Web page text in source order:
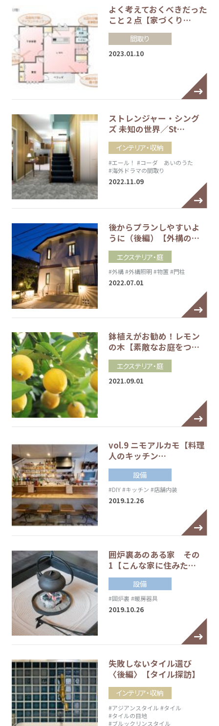
よく考えておくべきだった
こと２点【家づくり…
間取り
2023.01.10
ストレンジャー・シング
ズ 未知の世界／St…
インテリア・収納
#エール！ #コーダ あいのうた
#海外ドラマの間取り
2022.11.09
後からプランしやすいよ
うに（後編）【外構の…
エクステリア・庭
#外構#外構照明 #物置 #門柱
2022.07.01
鉢植えがお勧め！レモン
の木【素敵なお庭をつ…
エクステリア・庭
2021.09.01
vol.9 ニモアルカモ【料理
人のキッチン…
設備
#DIY#キッチン #店舗内装
2019.12.26
囲炉裏あのある家 その
1【こんな家に住みた…
設備
#囲炉裏 #暖房器具
2019.10.26
失敗しないタイル選び
〈後編〉【タイル探訪】
インテリア・収納
#アジアンスタイル #タイル
#タイルの目地
#ブルックリンスタイル